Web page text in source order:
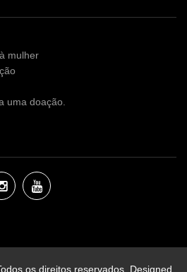
mulher
uma doação.
os direitos reservados. Designed